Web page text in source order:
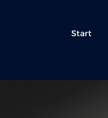
Start